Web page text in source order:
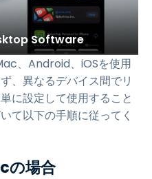
Software
、Android、iOSを使用
、異なるデバイス間でリ
に設定して使用すること
て以下の手順に従ってく
の場合